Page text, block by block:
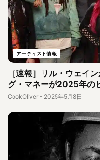
アーティスト情報
［速報］リル・ウェイ
グ・マネーが2025年の
CookOliver - 2025年5月8日